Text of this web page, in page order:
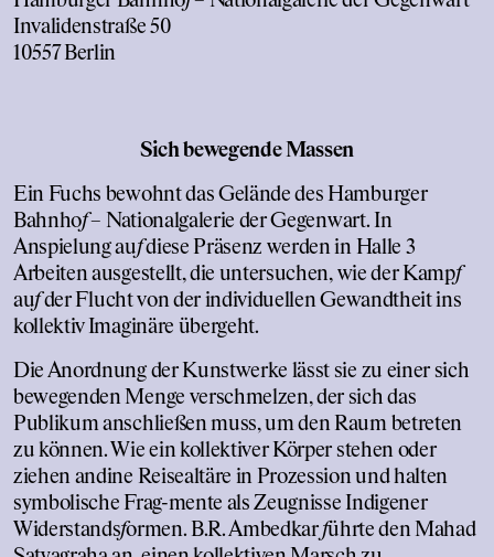
Invalidenstraße 50
10557 Berlin
Sich bewegende Massen
Ein Fuchs bewohnt das Gelände des Hamburger
Bahnhof– Nationalgalerie der Gegenwart. In
Anspielung aufdiese Präsenz werden in Halle 3
Arbeiten ausgestellt, die untersuchen, wie der Kampf
aufder Flucht von der individuellen Gewandtheit ins
kollektiv Imaginäre übergeht.
Die Anordnung der Kunstwerke lässt sie zu einer sich
bewegenden Menge verschmelzen, der sich das
Publikum anschließen muss, um den Raum betreten
zu können. Wie ein kollektiver Körper stehen oder
ziehen andine Reisealtäre in Prozession und halten
symbolische Frag-mente als Zeugnisse Indigener
Widerstandsformen. B.R. Ambedkar führte den Mahad